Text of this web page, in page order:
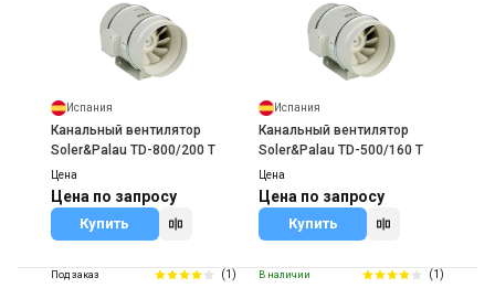
Испания
Канальный вентилятор
Soler&Palau TD-800/200 T
Цена
Цена по запросу
Купить
Испания
Канальный вентилятор
Soler&Palau TD-500/160 T
Цена
Цена по запросу
Купить
Под заказ (1) В наличии (1)